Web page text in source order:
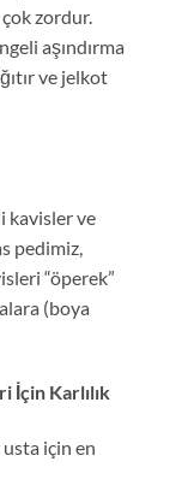
zordur.
aşındırma
ve jelkot
kavisler ve
pedimiz,
“öperek”
(boya
İçin Karlılık
için en